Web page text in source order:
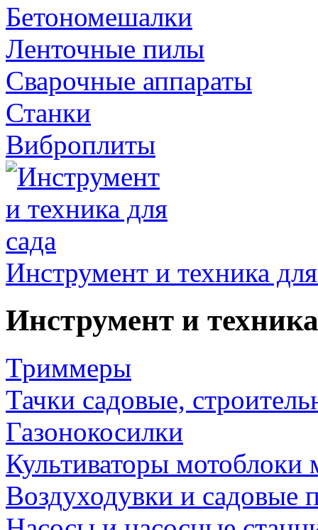
Бетономешалки
Ленточные пилы
Сварочные аппараты
Станки
Виброплиты
Инструмент и техника
Инструмент и
Триммеры
Тачки садовые,
Газонокосилки
Культиваторы мотоблоки
Воздуходувки и садовые